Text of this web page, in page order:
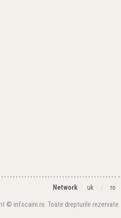
Network uk / ro
© infocaini.ro. Toate drepturile rezervate.